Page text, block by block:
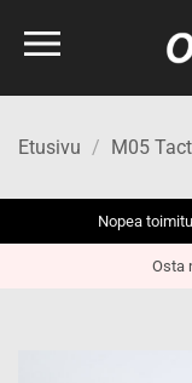
Etusivu / M05
Nopea
Osta